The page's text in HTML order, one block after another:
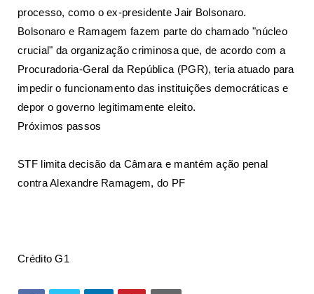
processo, como o ex-presidente Jair Bolsonaro.
Bolsonaro e Ramagem fazem parte do chamado "núcleo
crucial" da organização criminosa que, de acordo com a
Procuradoria-Geral da República (PGR), teria atuado para
impedir o funcionamento das instituições democráticas e
depor o governo legitimamente eleito.
Próximos passos
STF limita decisão da Câmara e mantém ação penal
contra Alexandre Ramagem, do PF
Crédito G1